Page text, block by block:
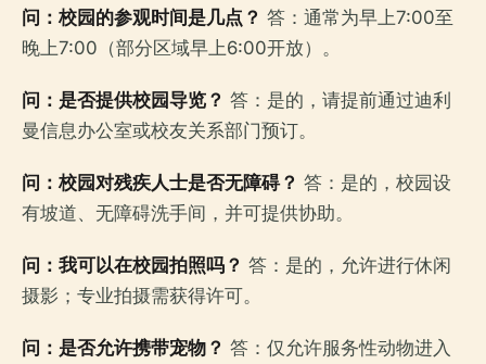
问：校园的参观时间是几点？ 答：通常为早上7:00至
晚上7:00（部分区域早上6:00开放）。
问：是否提供校园导览？ 答：是的，请提前通过迪利
曼信息办公室或校友关系部门预订。
问：校园对残疾人士是否无障碍？ 答：是的，校园设
有坡道、无障碍洗手间，并可提供协助。
问：我可以在校园拍照吗？ 答：是的，允许进行休闲
摄影；专业拍摄需获得许可。
问：是否允许携带宠物？ 答：仅允许服务性动物进入